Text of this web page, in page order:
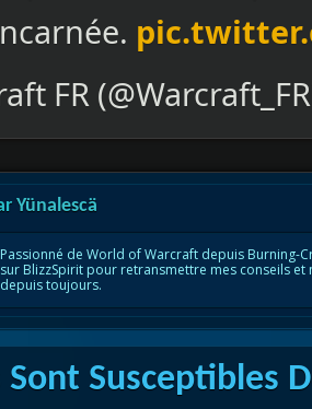
FR
Yünalescä
Passionné de World of Warcraft depuis Burning-
sur BlizzSpirit pour retransmettre mes conseils
depuis toujours.
Sont Susceptibles